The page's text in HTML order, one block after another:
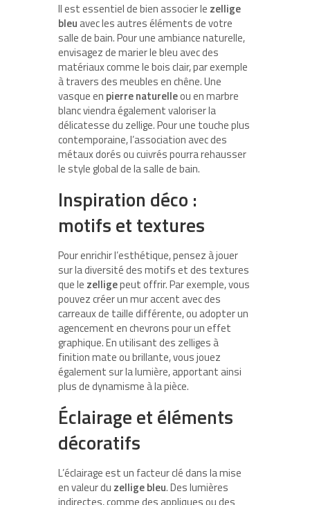
Il est essentiel de bien associer le zellige
bleu avec les autres éléments de votre
salle de bain. Pour une ambiance naturelle,
envisagez de marier le bleu avec des
matériaux comme le bois clair, par exemple
à travers des meubles en chêne. Une
vasque en pierre naturelleou en marbre
blanc viendra également valoriser la
délicatesse du zellige. Pour une touche plus
contemporaine, l’association avec des
métaux dorés ou cuivrés pourra rehausser
le style global de la salle de bain.
Inspiration déco :
motifs et textures
Pour enrichir l’esthétique, pensez à jouer
sur la diversité des motifs et des textures
que le zelligepeut offrir. Par exemple, vous
pouvez créer un mur accent avec des
carreaux de taille différente, ou adopter un
agencement en chevrons pour un effet
graphique. En utilisant des zelliges à
finition mate ou brillante, vous jouez
également sur la lumière, apportant ainsi
plus de dynamisme à la pièce.
Éclairage et éléments
décoratifs
L’éclairage est un facteur clé dans la mise
en valeur du zellige bleu. Des lumières